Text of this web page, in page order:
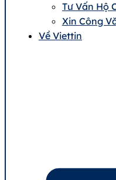
Tư Vấn Hộ
Xin Công
Về Viettin